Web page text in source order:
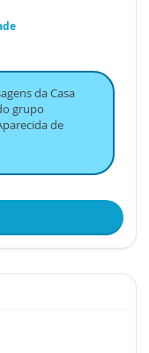
da Casa
grupo
de